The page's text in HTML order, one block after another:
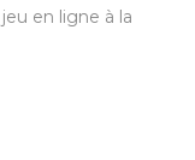
en ligne à la